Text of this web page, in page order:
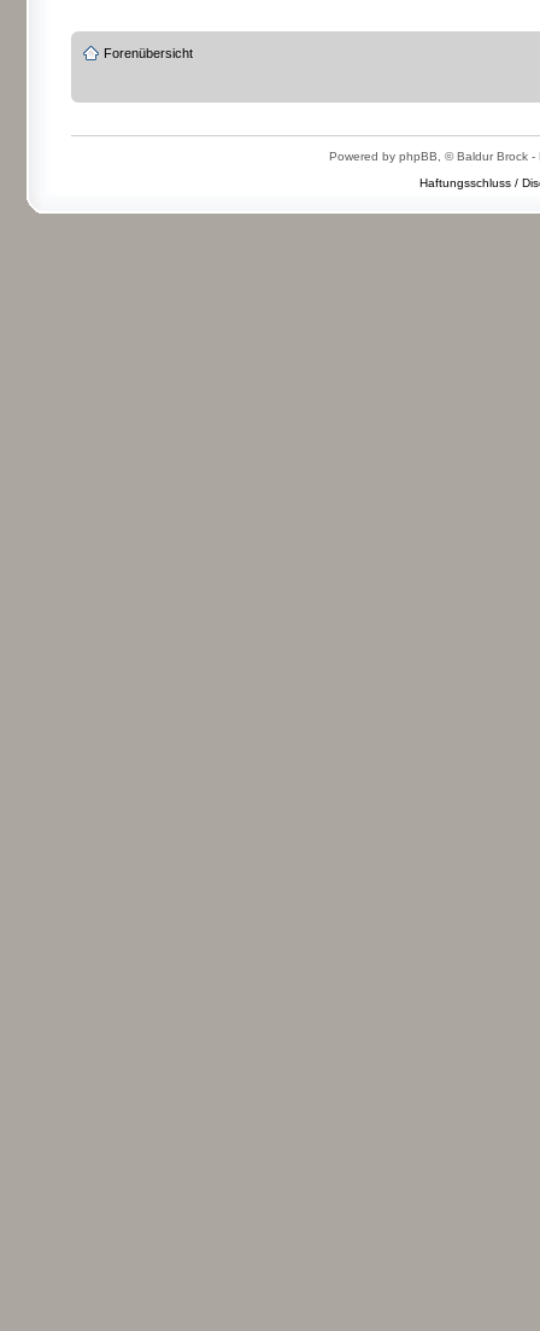
Forenübersicht
Powered by phpBB, © Baldur Brock
Haftungsschluss /